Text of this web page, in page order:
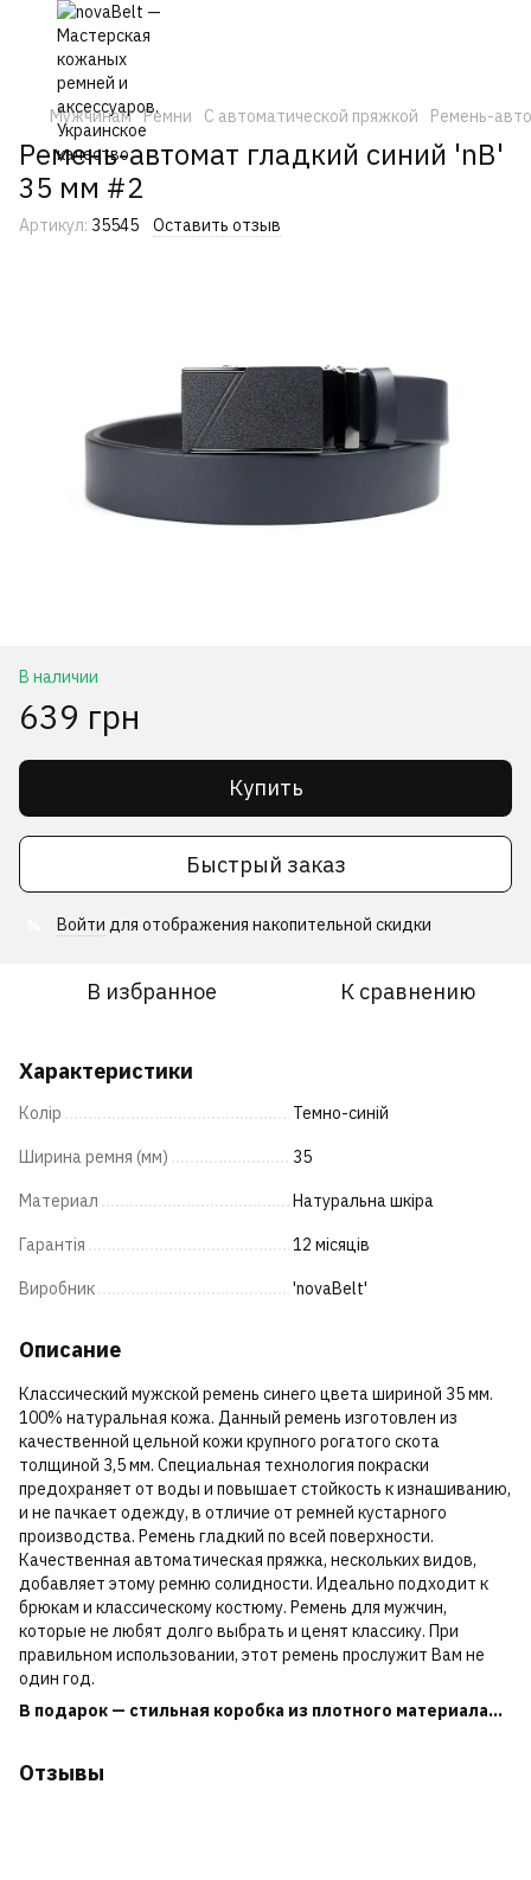
Мужчинам Ремни С автоматической пряжкой Ремень-
Ремень-автомат гладкий синий 'nB'
35 мм #2
Артикул: 35545 Оставить отзыв
В наличии
639 грн
Купить
Быстрый заказ
Войти для отображения накопительной скидки
В избранное К сравнению
Характеристики
Колір Темно-синій
Ширина ремня (мм) 35
Материал Натуральна шкіра
Гарантія 12 місяців
Виробник 'novaBelt'
Описание
Классический мужской ремень синего цвета шириной 35 мм.
100% натуральная кожа. Данный ремень изготовлен из
качественной цельной кожи крупного рогатого скота
толщиной 3,5 мм. Специальная технология покраски
предохраняет от воды и повышает стойкость к изнашиванию,
и не пачкает одежду, в отличие от ремней кустарного
производства. Ремень гладкий по всей поверхности.
Качественная автоматическая пряжка, нескольких видов,
добавляет этому ремню солидности. Идеально подходит к
брюкам и классическому костюму. Ремень для мужчин,
которые не любят долго выбрать и ценят классику. При
правильном использовании, этот ремень прослужит Вам не
один год.
В подарок — стильная коробка из плотного материала...
Отзывы